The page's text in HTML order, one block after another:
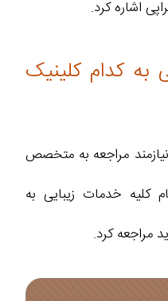
اشاره کرد.
به کدام کلینیک
مراجعه به متخصص
کلیه خدمات زیبایی به
مراجعه کرد.